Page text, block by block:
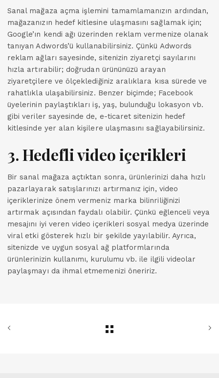
Sanal mağaza açma işlemini tamamlamanızın ardından,
mağazanızın hedef kitlesine ulaşmasını sağlamak için;
Google’ın kendi ağı üzerinden reklam vermenize olanak
tanıyan Adwords’ü kullanabilirsiniz. Çünkü Adwords
reklam ağları sayesinde, sitenizin ziyaretçi sayılarını
hızla artırabilir; doğrudan ürününüzü arayan
ziyaretçilere ve ölçeklediğiniz aralıklara kısa sürede ve
rahatlıkla ulaşabilirsiniz. Benzer biçimde; Facebook
üyelerinin paylaştıkları iş, yaş, bulunduğu lokasyon vb.
gibi veriler sayesinde de, e-ticaret sitenizin hedef
kitlesinde yer alan kişilere ulaşmasını sağlayabilirsiniz.
3. Hedefli video içerikleri
Bir sanal mağaza açtıktan sonra, ürünlerinizi daha hızlı
pazarlayarak satışlarınızı artırmanız için, video
içeriklerinize önem vermeniz marka bilinriliğinizi
artırmak açısından faydalı olabilir. Çünkü eğlenceli veya
mesajını iyi veren video içerikleri sosyal medya üzerinde
viral etki gösterek hızlı bir şekilde yayılabilir. Ayrıca,
sitenizde ve uygun sosyal ağ platformlarında
ürünlerinizin kullanımı, kurulumu vb. ile ilgili videolar
paylaşmayı da ihmal etmemenizi öneririz.